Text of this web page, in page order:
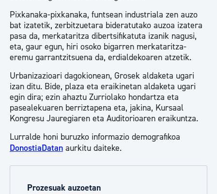
Pixkanaka-pixkanaka, funtsean industriala zen auzo
bat izatetik, zerbitzuetara bideratutako auzoa izatera
pasa da, merkataritza dibertsifikatuta izanik nagusi,
eta, gaur egun, hiri osoko bigarren merkataritza-
eremu garrantzitsuena da, erdialdekoaren atzetik.
Urbanizazioari dagokionean, Grosek aldaketa ugari
izan ditu. Bide, plaza eta eraikinetan aldaketa ugari
egin dira; ezin ahaztu Zurriolako hondartza eta
pasealekuaren berriztapena eta, jakina, Kursaal
Kongresu Jauregiaren eta Auditorioaren eraikuntza.
Lurralde honi buruzko informazio demografikoa
DonostiaDatan aurkitu daiteke.
Prozesuak auzoetan